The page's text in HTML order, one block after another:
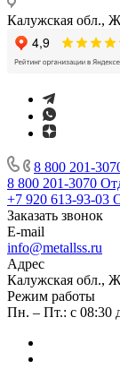
Калужская обл.,
8 800 201-
8 800 201-3070
+7 920 613-93-03
Заказать звонок
E-mail
info@metallss.ru
Адрес
Калужская обл.,
Режим работы
Пн. – Пт.: с 08:30